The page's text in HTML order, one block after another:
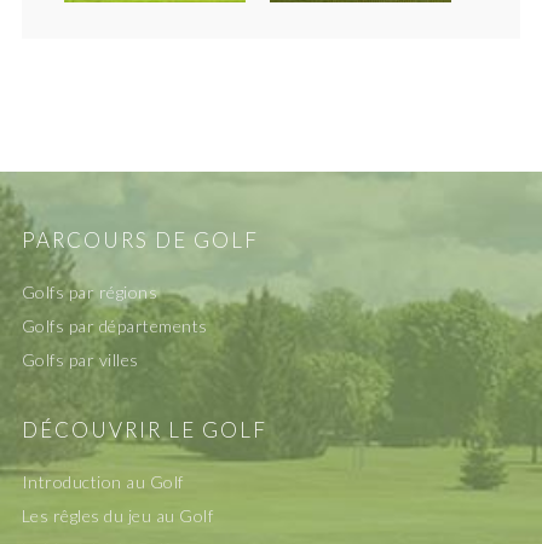
PARCOURS DE GOLF
Golfs par régions
Golfs par départements
Golfs par villes
DÉCOUVRIR LE GOLF
Introduction au Golf
Les rêgles du jeu au Golf